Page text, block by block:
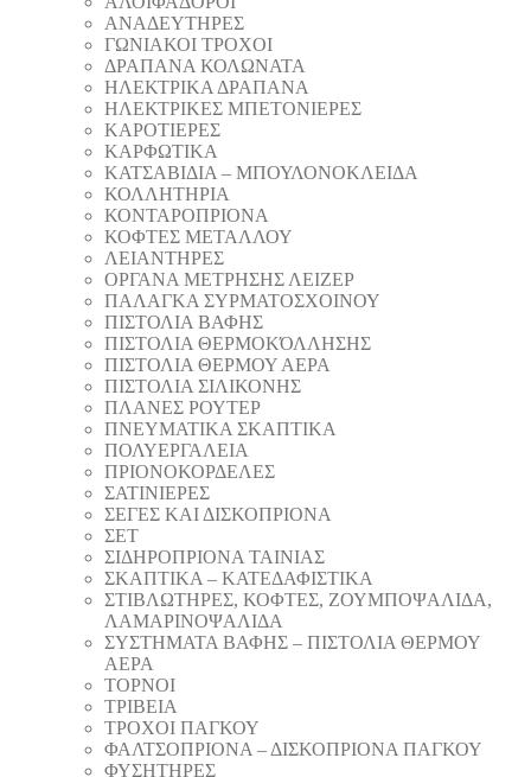
ΑΝΑΔΕΥΤΗΡΕΣ
ΓΩΝΙΑΚΟΙ ΤΡΟΧΟΙ
ΔΡΑΠΑΝΑ ΚΟΛΩΝΑΤΑ
ΗΛΕΚΤΡΙΚΑ ΔΡΑΠΑΝΑ
ΗΛΕΚΤΡΙΚΕΣ ΜΠΕΤΟΝΙΕΡΕΣ
ΚΑΡΟΤΙΕΡΕΣ
ΚΑΡΦΩΤΙΚΑ
ΚΑΤΣΑΒΙΔΙΑ – ΜΠΟΥΛΟΝΟΚΛΕΙΔΑ
ΚΟΛΛΗΤΗΡΙΑ
ΚΟΝΤΑΡΟΠΡΙΟΝΑ
ΚΟΦΤΕΣ ΜΕΤΑΛΛΟΥ
ΛΕΙΑΝΤΗΡEΣ
ΟΡΓΑΝΑ ΜΕΤΡΗΣΗΣ ΛΕΙΖΕΡ
ΠΑΛΑΓΚΑ ΣΥΡΜΑΤΟΣΧΟΙΝΟΥ
ΠΙΣΤΟΛΙΑ ΒΑΦΗΣ
ΠΙΣΤΟΛΙΑ ΘΕΡΜΟΚΌΛΛΗΣΗΣ
ΠΙΣΤΟΛΙΑ ΘΕΡΜΟΥ ΑΕΡΑ
ΠΙΣΤΟΛΙΑ ΣΙΛΙΚΟΝΗΣ
ΠΛΑΝΕΣ ΡΟΥΤΕΡ
ΠΝΕΥΜΑΤΙΚΑ ΣΚΑΠΤΙΚΑ
ΠΟΛΥΕΡΓΑΛΕΙΑ
ΠΡΙΟΝΟΚΟΡΔΕΛΕΣ
ΣΑΤΙΝΙΕΡΕΣ
ΣΕΓΕΣ ΚΑΙ ΔΙΣΚΟΠΡΙΟΝΑ
ΣΕΤ
ΣΙΔΗΡΟΠΡΙΟΝΑ ΤΑΙΝΙΑΣ
ΣΚΑΠΤΙΚΑ – ΚΑΤΕΔΑΦΙΣΤΙΚΑ
ΣΤΙΒΛΩΤΗΡΕΣ, ΚΟΦΤΕΣ, ΖΟΥΜΠΟΨΑΛΙΔΑ,
ΛΑΜΑΡΙΝΟΨΑΛΙΔΑ
ΣΥΣΤΗΜΑΤΑ ΒΑΦΗΣ – ΠΙΣΤΟΛΙΑ ΘΕΡΜΟΥ
ΑΕΡΑ
ΤΟΡΝΟΙ
ΤΡΙΒΕΙΑ
ΤΡΟΧΟΙ ΠΑΓΚΟΥ
ΦΑΛΤΣΟΠΡΙΟΝΑ – ΔΙΣΚΟΠΡΙΟΝΑ ΠΑΓΚΟΥ
ΦΥΣΗΤΗΡΕΣ